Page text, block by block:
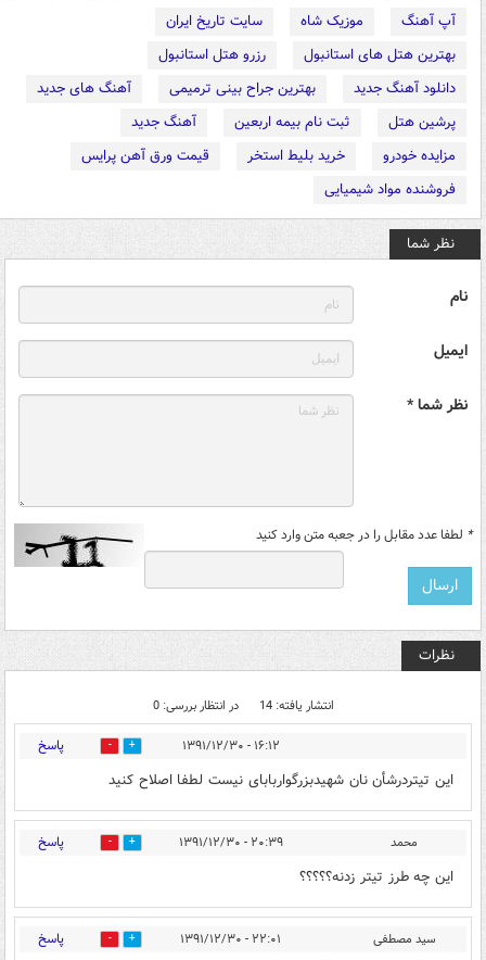
آپ آهنگ موزیک شاه
سایت تاریخ ایران
بهترین هتل های استانبول
رزرو هتل استانبول
دانلود آهنگ جدید
بهترین جراح بینی ترمیمی
آهنگ های جدید
پرشین هتل
ثبت نام بیمه اربعین
آهنگ جدید
مزایده خودرو
خرید بلیط استخر
قیمت ورق آهن پرایس
فروشنده مواد شیمیایی
نظر شما
نام
ایمیل
نظر شما *
* لطفا عدد مقابل را در جعبه متن وارد کنید
نظرات
انتشار یافته: 14 در انتظار بررسی: 0
۱۶:۱۲ - ۱۳۹۱/۱۲/۳۰ 0 پاسخ
این تیتردرشأن نان شهیدبزرگواربابای نیست لطفا اصلاح کنید
محمد ۲۰:۳۹ - ۱۳۹۱/۱۲/۳۰ 0 پاسخ
این چه طرز تیتر زدنه؟؟؟؟؟
سید مصطفی ۲۲:۰۱ - ۱۳۹۱/۱۲/۳۰ 0 پاسخ